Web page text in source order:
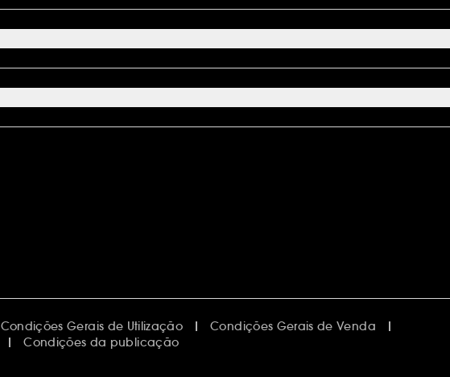
Condições Gerais de Utilização
Condições Gerais de Venda
Condições da publicação